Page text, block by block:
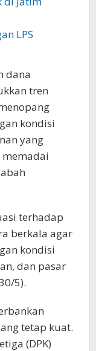
LPS
dana
tren
kondisi
yang
terhadap
berkala agar
kondisi
dan pasar
5).
tetap kuat.
(DPK)